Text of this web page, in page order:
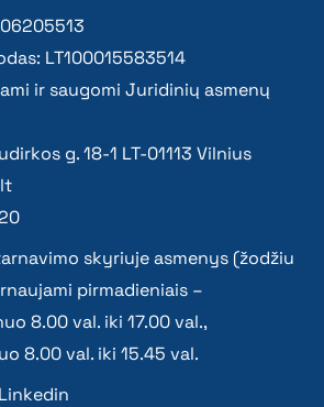
LT100015583514
ir saugomi Juridinių asmenų
g. 18-1 LT-01113 Vilnius
skyriuje asmenys (žodžiu
pirmadieniais –
8.00 val. iki 17.00 val.,
8.00 val. iki 15.45 val.
Linkedin